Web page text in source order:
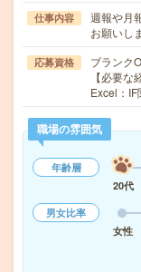
仕事内容
週報や月
お願いし
応募資格
ブランク
【必要
Excel：
職場の雰囲気
年齢層
20代
男女比率
女性